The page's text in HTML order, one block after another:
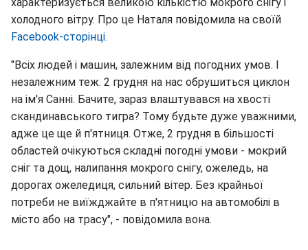
холодного вітру. Про це Наталя повідомила на своїй
Facebook-сторінці.
"Всіх людей і машин, залежним від погодних умов. І
незалежним теж. 2 грудня на нас обрушиться циклон
на ім'я Санні. Бачите, зараз влаштувався на хвості
скандинавського тигра? Тому будьте дуже уважними,
адже це ще й п'ятниця. Отже, 2 грудня в більшості
областей очікуються складні погодні умови - мокрий
сніг та дощ, налипання мокрого снігу, ожеледь, на
дорогах ожеледиця, сильний вітер. Без крайньої
потреби не виїжджайте в п'ятницю на автомобілі в
місто або на трасу", - повідомила вона.